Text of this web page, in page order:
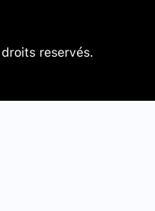
reservés.